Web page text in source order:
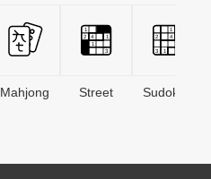
Mahjong Street Sudoken